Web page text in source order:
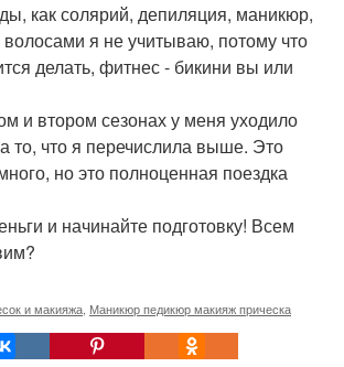
как солярий, депиляция, маникюр,
я не учитываю, потому что
делать, фитнес - бикини вы или
и втором сезонах у меня уходило
то, что я перечислила выше. Это
но это полноценная поездка
и начинайте подготовку! Всем
и макияжа Маникюр педикюр макияж прическа